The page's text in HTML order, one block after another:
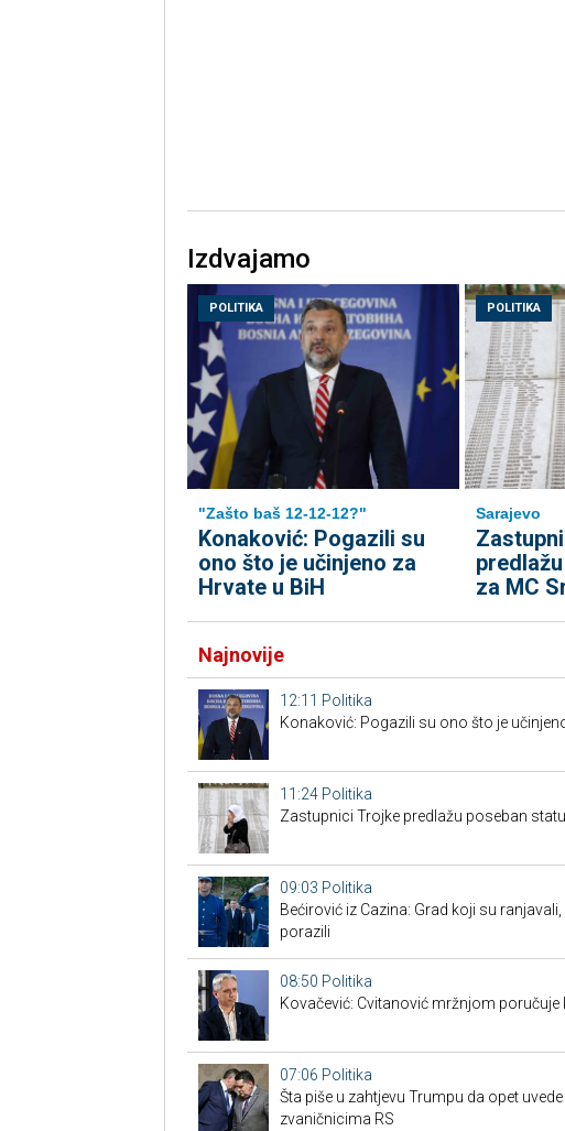
Izdvajamo
POLITIKA
"Zašto baš 12-12-12?"
Konaković: Pogazili su
ono što je učinjeno za
Hrvate u BiH
POLITIKA
Sarajevo
za MC
Najnovije
12:11 Politika
Konaković: Pogazili su ono što je
11:24 Politika
Zastupnici Trojke predlažu poseban
09:03 Politika
Bećirović iz Cazina: Grad koji su
porazili
08:50 Politika
Kovačević: Cvitanović mržnjom poručuje
07:06 Politika
Šta piše u zahtjevu Trumpu da opet
zvaničnicima RS